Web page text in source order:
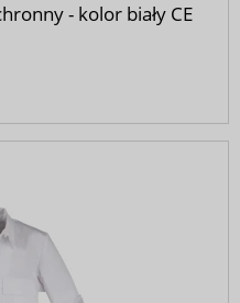
- kolor biały CE